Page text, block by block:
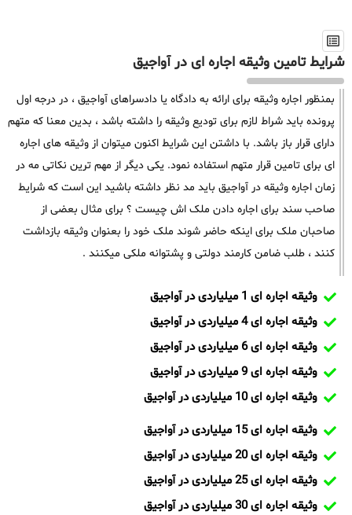
شرایط تامین وثیقه اجاره ای در آواجیق
بمنظور اجاره وثیقه برای ارائه به دادگاه یا دادسراهای آواجیق ، در درجه اول
پرونده باید شراط لازم برای تودیع وثیقه را داشته باشد ، بدین معنا که متهم
دارای قرار باز باشد. با داشتن این شرایط اکنون میتوان از وثیقه های اجاره
ای برای تامین قرار متهم استفاده نمود. یکی دیگر از مهم ترین نکاتی مه در
زمان اجاره وثیقه در آواجیق باید مد نظر داشته باشید این است که شرایط
صاحب سند برای اجاره دادن ملک اش چیست ؟ برای مثال بعضی از
صاحبان ملک برای اینکه حاضر شوند ملک خود را بعنوان وثیقه بازداشت
کنند ، طلب ضامن کارمند دولتی و پشتوانه ملکی میکنند .
وثیقه اجاره ای 1 میلیاردی در آواجیق
وثیقه اجاره ای 4 میلیاردی در آواجیق
وثیقه اجاره ای 6 میلیاردی در آواجیق
وثیقه اجاره ای 9 میلیاردی در آواجیق
وثیقه اجاره ای 10 میلیاردی در آواجیق
وثیقه اجاره ای 15 میلیاردی در آواجیق
وثیقه اجاره ای 20 میلیاردی در آواجیق
وثیقه اجاره ای 25 میلیاردی در آواجیق
وثیقه اجاره ای 30 میلیاردی در آواجیق